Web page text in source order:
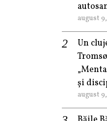
august
Un
și
august